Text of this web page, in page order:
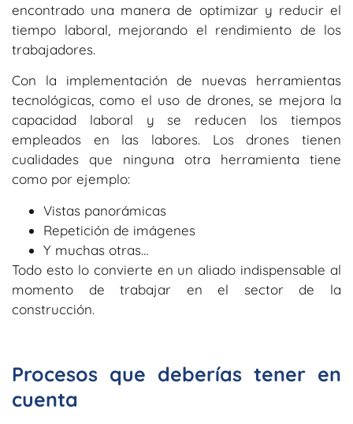
encontrado una manera de optimizar y reducir el
tiempo laboral, mejorando el rendimiento de los
trabajadores.
Con la implementación de nuevas herramientas
tecnológicas, como el uso de drones, se mejora la
capacidad laboral y se reducen los tiempos
empleados en las labores. Los drones tienen
cualidades que ninguna otra herramienta tiene
como por ejemplo:
Vistas panorámicas
Repetición de imágenes
Y muchas otras…
Todo esto lo convierte en un aliado indispensable al
momento de trabajar en el sector de la
construcción.
Procesos que deberías tener en
cuenta